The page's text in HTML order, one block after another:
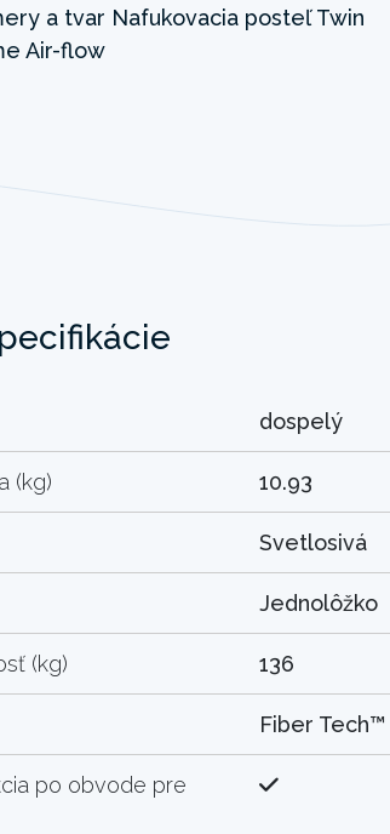
dospelý
(kg) 10.93
Svetlosivá
Jednolôžko
(kg) 136
Fiber Tech™
po obvode pre